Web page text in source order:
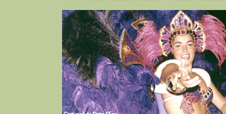
to
content